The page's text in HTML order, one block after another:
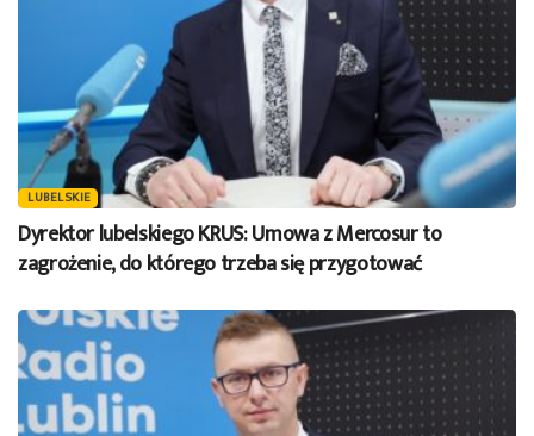
LUBELSKIE
Dyrektor lubelskiego KRUS: Umowa z Mercosur to
zagrożenie, do którego trzeba się przygotować